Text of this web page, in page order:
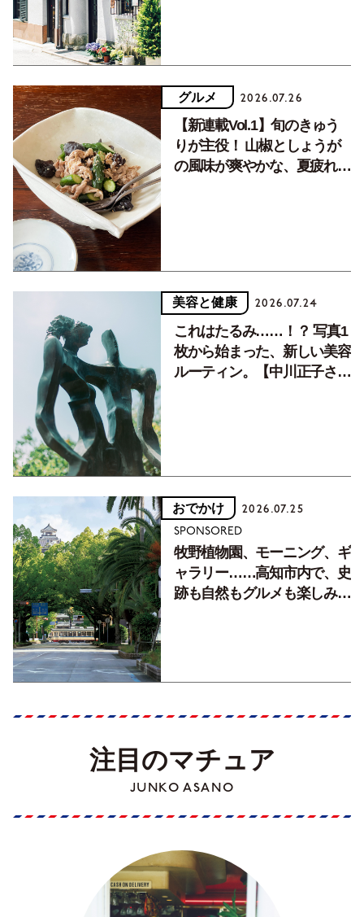
グルメ 2026.07.26
【新連載Vol.1】旬のきゅう
りが主役！ 山椒としょうが
の風味が爽やかな、夏疲れを
美容と健康 2026.07.24
これはたるみ……！？ 写真1
枚から始まった、新しい美容
ルーティン。【中川正子さん
おでかけ 2026.07.25
SPONSORED
牧野植物園、モーニング、ギ
ャラリー……高知市内で、史
跡も自然もグルメも楽しみ尽
注目のマチュア
JUNKO ASANO